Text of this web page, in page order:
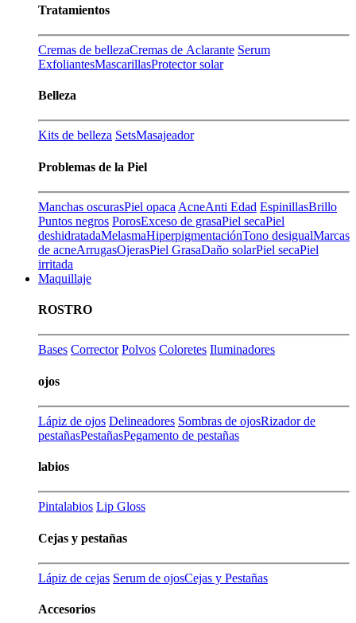
Tratamientos
Cremas de bellezaCremas de Aclarante Serum
ExfoliantesMascarillasProtector solar
Belleza
Kits de belleza SetsMasajeador
Problemas de la Piel
Manchas oscurasPiel opaca AcneAnti Edad EspinillasBrillo
Puntos negros PorosExceso de grasaPiel secaPiel
deshidratadaMelasmaHiperpigmentaciónTono desigualMarcas
de acneArrugasOjerasPiel GrasaDaño solarPiel secaPiel
irritada
Maquillaje
ROSTRO
Bases Corrector Polvos Coloretes Iluminadores
ojos
Lápiz de ojos Delineadores Sombras de ojosRizador de
pestañasPestañasPegamento de pestañas
labios
Pintalabios Lip Gloss
Cejas y pestañas
Lápiz de cejas Serum de ojosCejas y Pestañas
Accesorios